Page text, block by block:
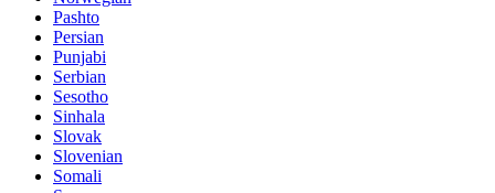
Pashto
Persian
Punjabi
Serbian
Sesotho
Sinhala
Slovak
Slovenian
Somali